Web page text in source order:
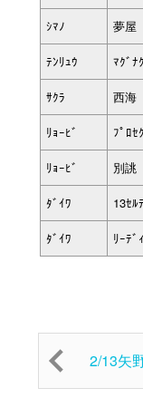
ｼﾏﾉ 夢屋
ﾃﾝﾘｭｳ ﾏｸﾞ
ｻｸﾗ 西海
ﾘｮｰﾋﾞ ﾌﾟﾛ
ﾘｮｰﾋﾞ 別
ﾀﾞｲﾜ 13ｾﾙ
ﾀﾞｲﾜ ﾘｰﾃ
2/13矢